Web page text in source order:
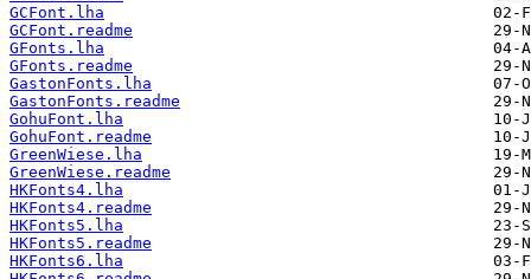
GCFont.lha
GCFont.readme
GFonts.lha
GFonts.readme
GastonFonts.lha
GastonFonts.readme
GohuFont.lha
GohuFont.readme
GreenWiese.lha
GreenWiese.readme
HKFonts4.lha
HKFonts4.readme
HKFonts5.lha
HKFonts5.readme
HKFonts6.lha